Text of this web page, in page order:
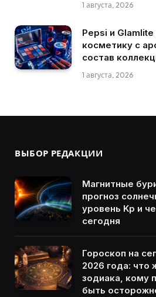
1 августа, 2026
Pepsi и
косметику с
состав
1 августа, 2026
ВЫБОР РЕДАКЦИИ
Магнитные
прогноз
уровень Kp и
сегодня
Гороскоп на
2026 года: что
зодиака, кому
быть